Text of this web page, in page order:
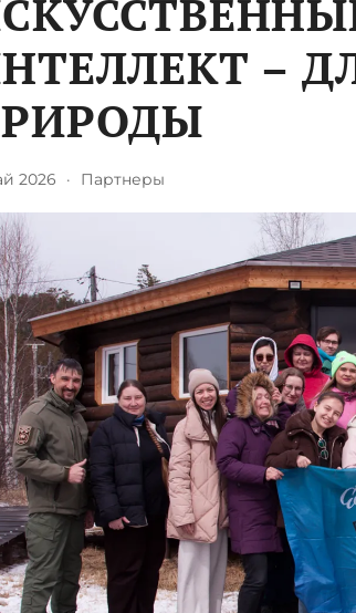
–
2026 · Партнеры